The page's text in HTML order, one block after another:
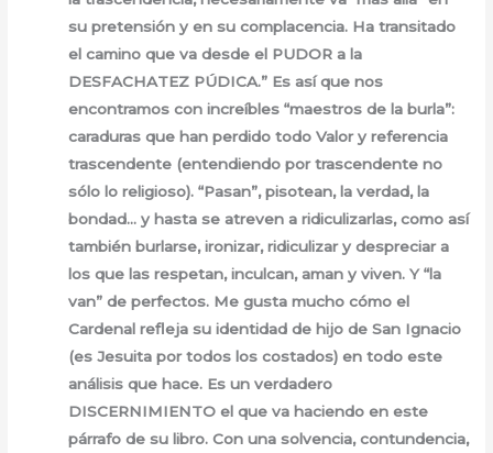
su pretensión y en su complacencia. Ha transitado
el camino que va desde el PUDOR a la
DESFACHATEZ PÚDICA.” Es así que nos
encontramos con increíbles “maestros de la burla”:
caraduras que han perdido todo Valor y referencia
trascendente (entendiendo por trascendente no
sólo lo religioso). “Pasan”, pisotean, la verdad, la
bondad… y hasta se atreven a ridiculizarlas, como así
también burlarse, ironizar, ridiculizar y despreciar a
los que las respetan, inculcan, aman y viven. Y “la
van” de perfectos. Me gusta mucho cómo el
Cardenal refleja su identidad de hijo de San Ignacio
(es Jesuita por todos los costados) en todo este
análisis que hace. Es un verdadero
DISCERNIMIENTO el que va haciendo en este
párrafo de su libro. Con una solvencia, contundencia,